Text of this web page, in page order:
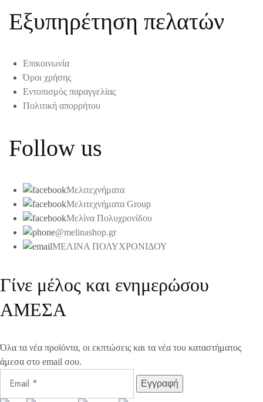
Εξυπηρέτηση πελατών
Επικοινωνία
Όροι χρήσης
Εντοπισμός παραγγελίας
Πολιτική απορρήτου
Follow us
Μελιτεχνήματα
Μελιτεχνήματα Group
Μελίνα Πολυχρονίδου
@melinashop.gr
ΜΕΛΙΝΑ ΠΟΛΥΧΡΟΝΙΔΟΥ
Γίνε μέλος και ενημερώσου
ΑΜΕΣΑ
Όλα τα νέα προϊόντα, οι εκπτώσεις και τα νέα του καταστήματος
άμεσα στο email σου.